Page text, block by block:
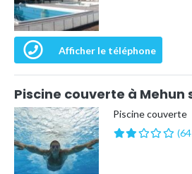
Afficher le téléphone
Piscine couverte à Mehun
Piscine couverte